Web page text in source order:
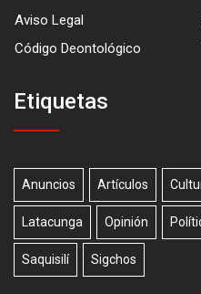
Aviso Legal
Código Deontológico
Etiquetas
Anuncios Artículos
Latacunga Opinión
Saquisilí Sigchos